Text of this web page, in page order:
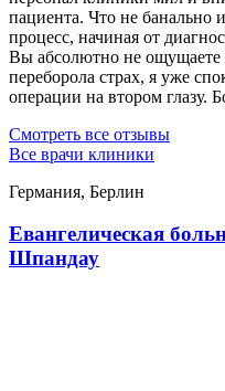
пациента. Что не банально
процесс, начиная от
Вы абсолютно не ощущаете
переборола страх, я уже
операции на втором глазу.
Смотреть все отзывы
Все врачи клиники
Германия, Берлин
Евангелическая
Шпандау